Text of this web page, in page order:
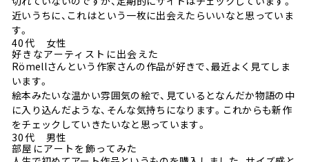
近いうちに、これはという一枚に出会えたらいいなと思っていま
す。
40代 女性
好きなアーティストに出会えた
Römellさんという作家さんの作品が好きで、最近よく見てしま
います。
絵本みたいな温かい雰囲気の絵で、見ているとなんだか物語の中
に入り込んだような、そんな気持ちになります。これからも新作
をチェックしていきたいなと思っています。
30代 男性
部屋にアートを飾ってみた